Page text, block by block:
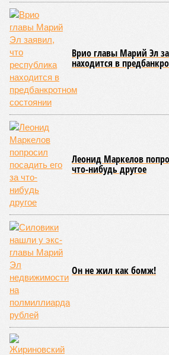
юношеского разряда до уровня
спорта. Такая структура призвана
в подготовке юных атлетов и создать
для последовательного повышения их
Керешу представляет собой
уходящее корнями в культуру
проходит следующим образом:
лицом друг к другу, при этом через
перекинуто специальное матерчатое
удерживаясь за этот элемент
в противоборство, основная задача
том, чтобы опрокинуть противника.
Современная версия чувашской
была создана в 1990-х годах. С того
переживает этап активного
этом неразрывную связь с
традициями.
В настоящее время керешу
популярности. В 2024 году в столице
Чебоксары, на базе спортивной
торжественное открытие
единоборств «Керешу». площадка
условия для полноценной подготовки
высокого класса.
В том же году был проведён первый